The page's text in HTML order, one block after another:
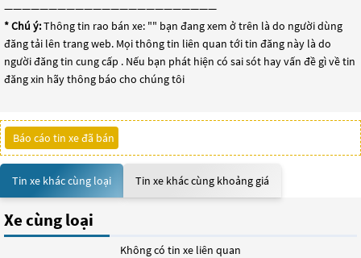
————————————————————————
* Chú ý:Thông tin rao bán xe: "" bạn đang xem ở trên là do người dùng
đăng tải lên trang web. Mọi thông tin liên quan tới tin đăng này là do
người đăng tin cung cấp . Nếu bạn phát hiện có sai sót hay vấn đề gì về tin
đăng xin hãy thông báo cho chúng tôi
Báo cáo tin xe đã bán
Tin xe khác cùng loại Tin xe khác cùng khoảng giá
Xe cùng loại
Không có tin xe liên quan